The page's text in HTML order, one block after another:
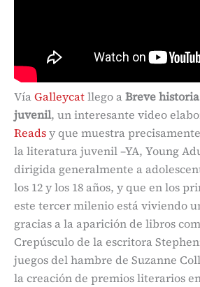
VíaGalleycatllego aBreve
juvenil, un interesante video
Readsy que muestra
la literatura juvenil –YA, Young
dirigida generalmente a
los 12 y los 18 años, y que en los
este tercer milenio está viviendo
gracias a la aparición de libros
Crepúsculo de la escritora
juegos del hambre de Suzanne
la creación de premios literarios